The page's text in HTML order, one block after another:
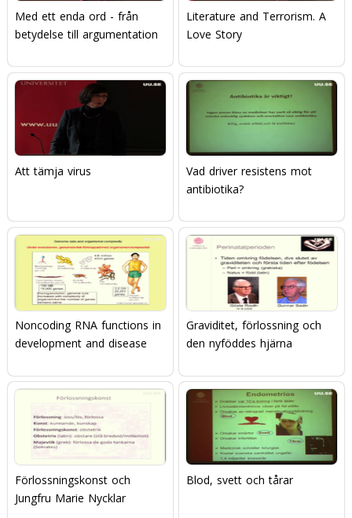
Med ett enda ord - från
betydelse till argumentation
Literature and Terrorism. A
Love Story
Att tämja virus
Vad driver resistens mot
antibiotika?
Noncoding RNA functions in
development and disease
Graviditet, förlossning och
den nyföddes hjärna
Förlossningskonst och
Jungfru Marie Nycklar
Blod, svett och tårar